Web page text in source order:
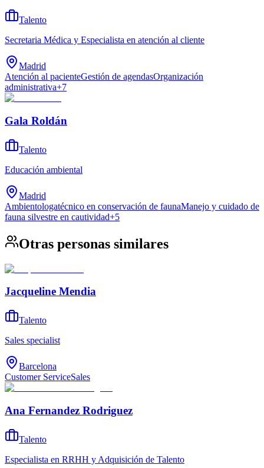
Talento
Secretaria Médica y Especialista en atención al cliente
Madrid
Atención al pacienteGestión de agendasOrganización
administrativa+7
Gala Roldán
Talento
Educación ambiental
Madrid
Ambientologatécnico en conservación de faunaManejo y cuidado de
fauna silvestre en cautividad+5
Otras personas similares
Jacqueline Mendia
Talento
Sales specialist
Barcelona
Customer ServiceSales
Ana Fernandez Rodriguez
Talento
Especialista en RRHH y Adquisición de Talento